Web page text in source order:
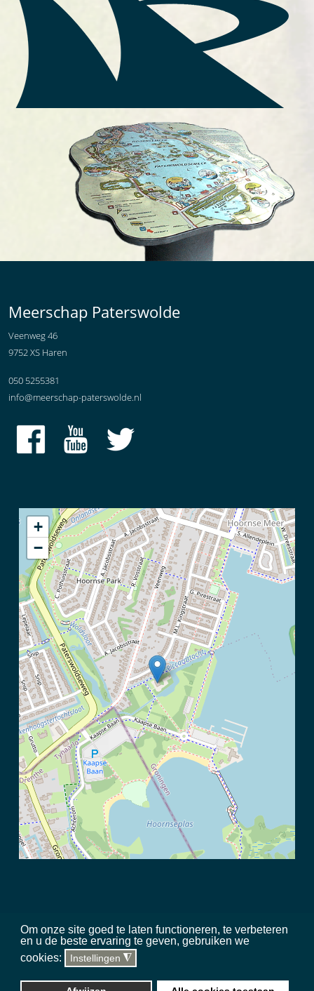
Om onze site goed te laten functioneren, te verbeteren
en u de beste ervaring te geven, gebruiken we
cookies:
Instellingen ◮
Meerschap Paterswolde
Veenweg 46
9752 XS Haren
050 5255381
info@meerschap-paterswolde.nl
+
−
2026 Meerschap Paterswolde |privacy disclaimer|regels in het
gebied|sitemap|team|toegankelijkheid
Website, hosting & updates
Silverstone Studio